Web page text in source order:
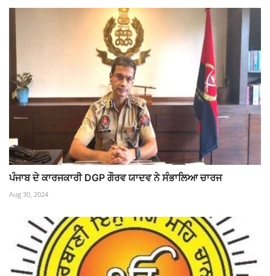
ਪੰਜਾਬ ਦੇ ਕਾਰਜਕਾਰੀ DGP ਗੌਰਵ ਯਾਦਵ ਨੇ ਸੰਭਾਲਿਆ ਚਾਰਜ
Aug 30, 2024